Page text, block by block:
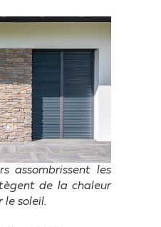
assombrissent les
de la chaleur
le soleil.